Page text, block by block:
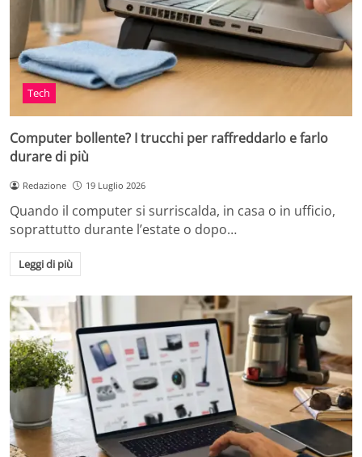
Tech
Computer bollente? I trucchi per raffreddarlo e farlo
durare di più
Redazione 19 Luglio 2026
Quando il computer si surriscalda, in casa o in ufficio,
soprattutto durante l’estate o dopo…
Leggi di più